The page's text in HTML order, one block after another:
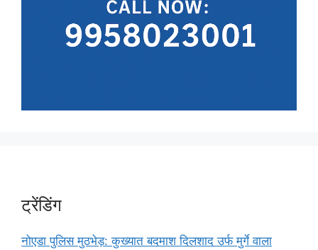
ट्रेंडिंग
नोएडा पुलिस मुठभेड़: कुख्यात बदमाश दिलशाद उर्फ मुर्गे वाला